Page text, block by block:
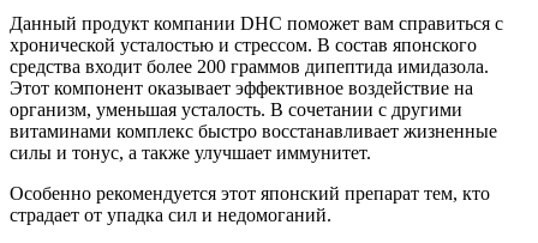
Данный продукт компании DHC поможет вам справиться с
хронической усталостью и стрессом. В состав японского
средства входит более 200 граммов дипептида имидазола.
Этот компонент оказывает эффективное воздействие на
организм, уменьшая усталость. В сочетании с другими
витаминами комплекс быстро восстанавливает жизненные
силы и тонус, а также улучшает иммунитет.
Особенно рекомендуется этот японский препарат тем, кто
страдает от упадка сил и недомоганий.